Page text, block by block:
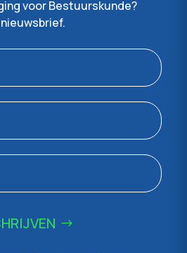
voor Bestuurskunde?